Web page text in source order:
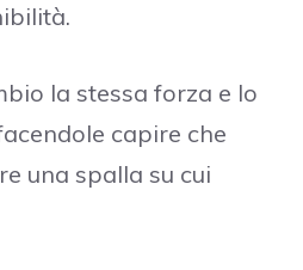
la stessa forza e lo
capire che
una spalla su cui